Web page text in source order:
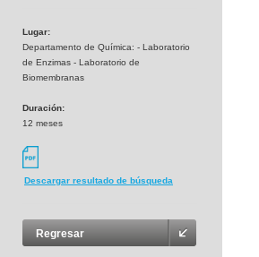
Lugar:
Departamento de Química: - Laboratorio
de Enzimas - Laboratorio de
Biomembranas
Duración:
12 meses
Descargar resultado de búsqueda
Regresar